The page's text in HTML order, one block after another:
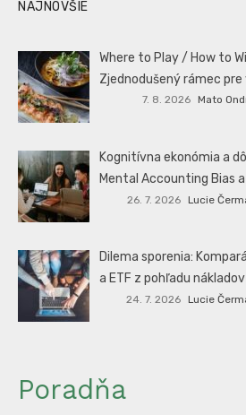
NAJNOVŠIE
Where to Play / How to
Zjednodušený rámec
7. 8. 2026 Mato
Kognitívna ekonómia a
Mental Accounting Bias
26. 7. 2026 Lucie
Dilema sporenia:
a ETF z pohľadu
24. 7. 2026 Lucie
Poradňa